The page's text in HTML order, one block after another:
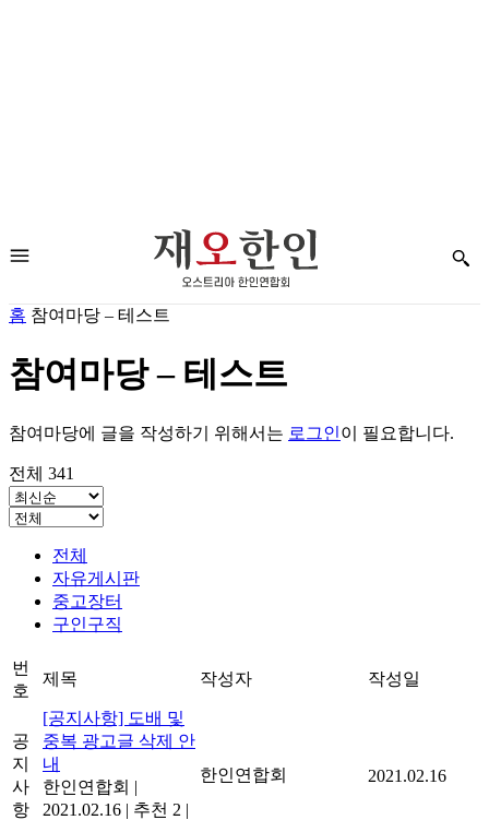
홈 참여마당 – 테스트
참여마당 – 테스트
참여마당에 글을 작성하기 위해서는 로그인이 필요합니다.
전체 341
전체
자유게시판
중고장터
구인구직
번
호
제목 작성자 작성일
공
지
사
항
[공지사항] 도배 및
중복 광고글 삭제 안
내
한인연합회 |
2021.02.16 | 추천 2 |
한인연합회 2021.02.16